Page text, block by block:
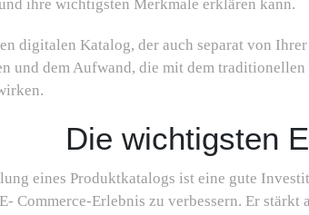
ihre wichtigsten Merkmale erklären kann.
digitalen Katalog, der auch separat von
und dem Aufwand, die mit dem
Die wichtigsten
eines Produktkatalogs ist eine gute
Commerce-Erlebnis zu verbessern. Er